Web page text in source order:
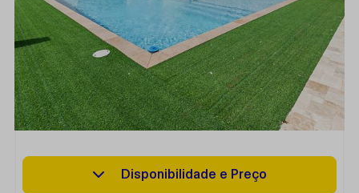
Disponibilidade e Preço